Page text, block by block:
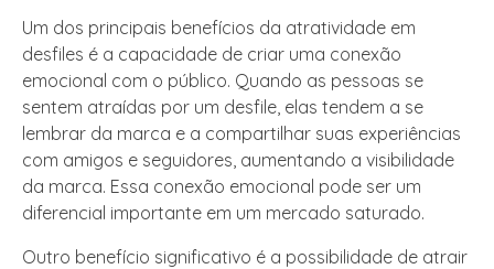
Um dos principais benefícios da atratividade em
desfiles é a capacidade de criar uma conexão
emocional com o público. Quando as pessoas se
sentem atraídas por um desfile, elas tendem a se
lembrar da marca e a compartilhar suas experiências
com amigos e seguidores, aumentando a visibilidade
da marca. Essa conexão emocional pode ser um
diferencial importante em um mercado saturado.
Outro benefício significativo é a possibilidade de atrair